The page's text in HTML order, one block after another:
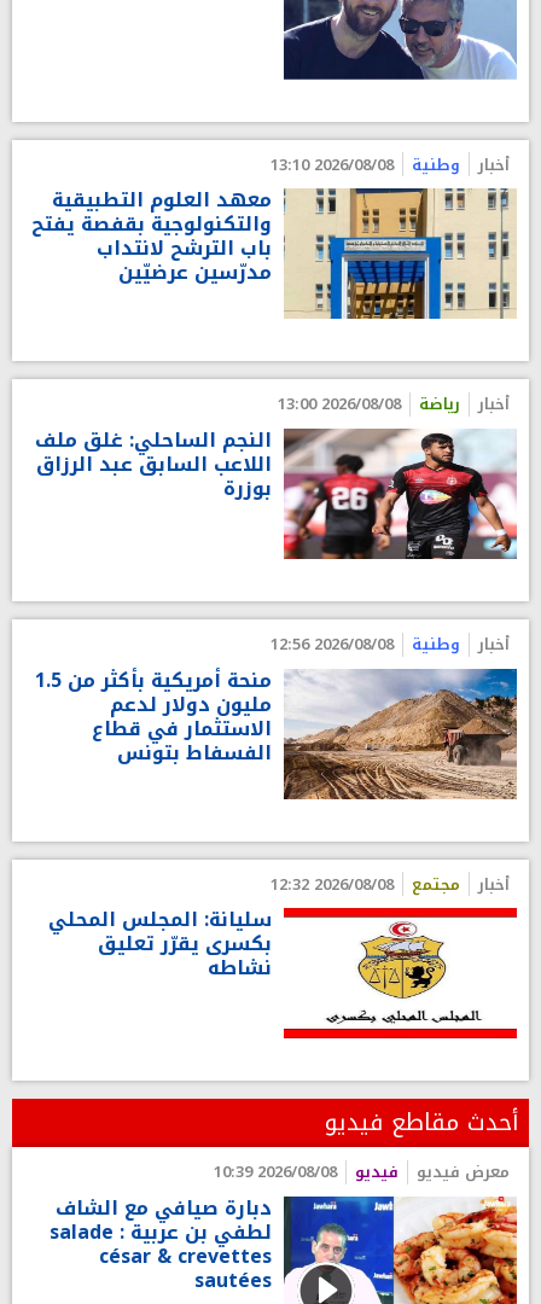
أخبار وطنية 2026/08/08 13:10
معهد العلوم التطبيقية
والتكنولوجية بقفصة يفتح
باب الترشح لانتداب
مدرّسين عرضيّين
أخبار رياضة 2026/08/08 13:00
النجم الساحلي: غلق ملف
اللاعب السابق عبد الرزاق
بوزرة
أخبار وطنية 2026/08/08 12:56
منحة أمريكية بأكثر من 1.5
مليون دولار لدعم
الاستثمار في قطاع
الفسفاط بتونس
أخبار مجتمع 2026/08/08 12:32
سليانة: المجلس المحلي
بكسرى يقرّر تعليق
نشاطه
أحدث مقاطع فيديو
معرض فيديو فيديو 2026/08/08 10:39
دبارة صيافي مع الشاف
لطفي بن عربية : salade
césar & crevettes
sautées